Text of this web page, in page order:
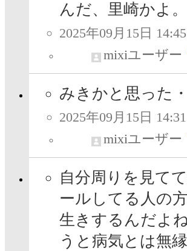
んだ、里崎かよ。
2025年09月15日 14:45
mixiユーザー
みきかと思った
2025年09月15日 14:31
mixiユーザー
自分周りを見て
ールしてる人の
生きするんだよ
うと病気とは無